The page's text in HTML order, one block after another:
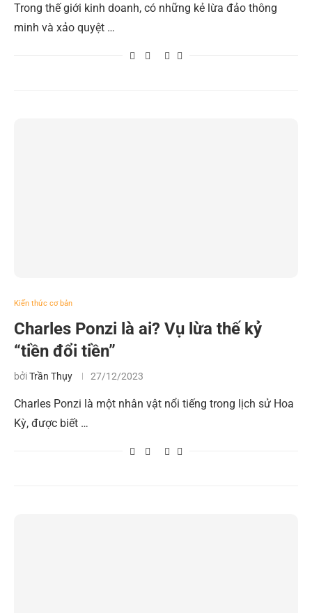
Trong thế giới kinh doanh, có những kẻ lừa đảo thông
minh và xảo quyệt …
Kiến thức cơ bản
Charles Ponzi là ai? Vụ lừa thế kỷ
“tiền đổi tiền”
bởiTrần Thụy 27/12/2023
Charles Ponzi là một nhân vật nổi tiếng trong lịch sử Hoa
Kỳ, được biết …